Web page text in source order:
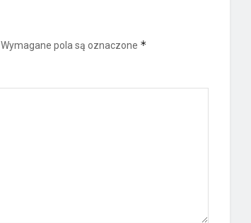
Wymagane pola są oznaczone *